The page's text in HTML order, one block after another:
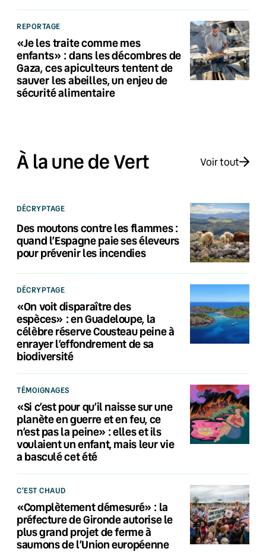
REPORTAGE
«Je les traite comme mes
enfants» : dans les décombres de
Gaza, ces apiculteurs tentent de
sauver les abeilles, un enjeu de
sécurité alimentaire
À la une de Vert Voir tout
DÉCRYPTAGE
Des moutons contre les flammes :
quand l’Espagne paie ses éleveurs
pour prévenir les incendies
DÉCRYPTAGE
«On voit disparaître des
espèces» : en Guadeloupe, la
célèbre réserve Cousteau peine à
enrayer l’effondrement de sa
biodiversité
TÉMOIGNAGES
«Si c’est pour qu’il naisse sur une
planète en guerre et en feu, ce
n’est pas la peine» : elles et ils
voulaient un enfant, mais leur vie
a basculé cet été
C'EST CHAUD
«Complètement démesuré» : la
préfecture de Gironde autorise le
plus grand projet de ferme à
saumons de l’Union européenne